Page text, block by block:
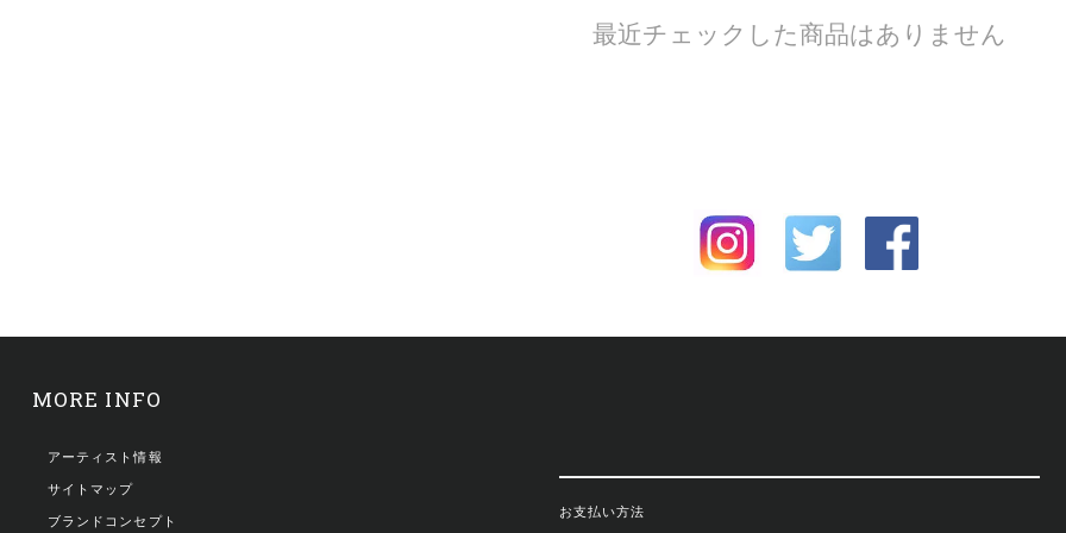
最近チェックした商品はありません
MORE INFO
アーティスト情報
サイトマップ
ブランドコンセプト
お支払い方法